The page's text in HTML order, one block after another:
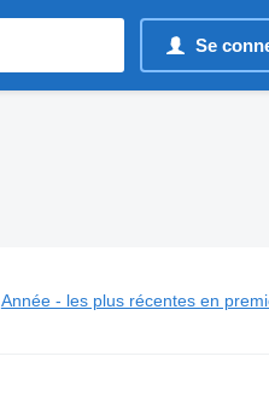
Se
Année - les plus récentes en